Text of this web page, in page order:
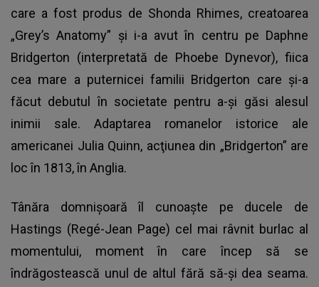
care a fost produs de Shonda Rhimes, creatoarea
„Grey’s Anatomy” și i-a avut în centru pe Daphne
Bridgerton (interpretată de Phoebe Dynevor), fiica
cea mare a puternicei familii Bridgerton care și-a
făcut debutul în societate pentru a-și găsi alesul
inimii sale. Adaptarea romanelor istorice ale
americanei Julia Quinn, acţiunea din „Bridgerton” are
loc în 1813, în Anglia.
Tânăra domnișoară îl cunoaște pe ducele de
Hastings (Regé-Jean Page) cel mai râvnit burlac al
momentului, moment în care încep să se
îndrăgostească unul de altul fără să-și dea seama.